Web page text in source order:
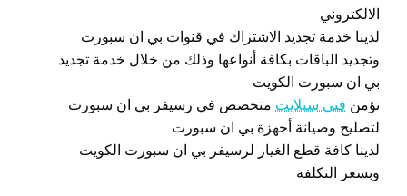
الالكتروني
لدينا خدمة تجديد الاشتراك في قنوات بي ان سبورت
وتجديد الباقات بكافة أنواعها وذلك من خلال خدمة تجديد
بي ان سبورت الكويت
نؤمن فني ستلايت متخصص في رسيفر بي ان سبورت
لتصليح وصيانة أجهزة بي ان سبورت
لدينا كافة قطع الغيار لرسيفر بي ان سبورت الكويت
وبسعر التكلفة